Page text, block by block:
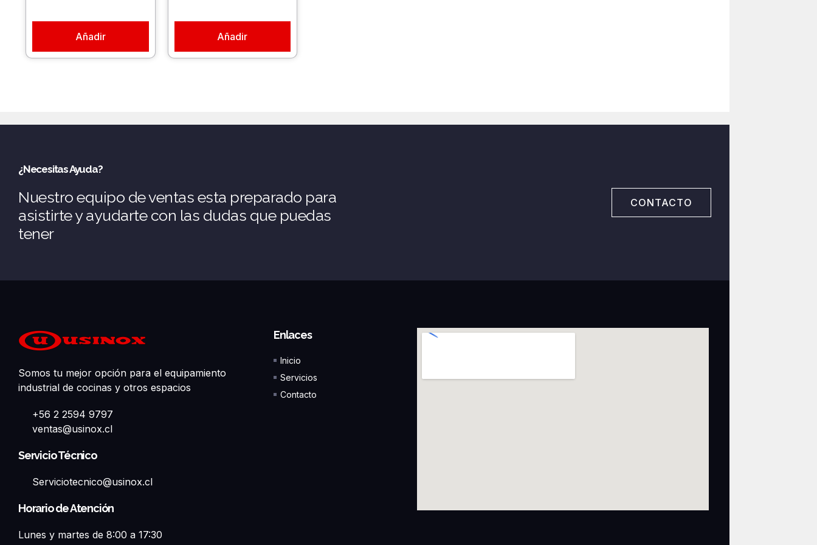
Añadir Añadir
¿Necesitas Ayuda?
Nuestro equipo de ventas esta preparado para
asistirte y ayudarte con las dudas que puedas
tener
CONTACTO
Somos tu mejor opción para el equipamiento
industrial de cocinas y otros espacios
+56 2 2594 9797
ventas@usinox.cl
Servicio Técnico
Serviciotecnico@usinox.cl
Horario de Atención
Lunes y martes de 8:00 a 17:30
Enlaces
Inicio
Servicios
Contacto